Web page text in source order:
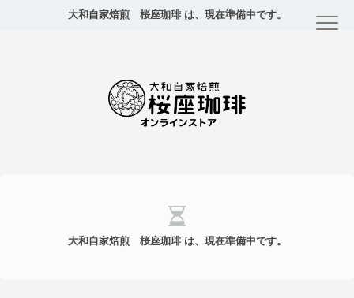
大和自家焙煎 桜座珈琲 は、現在準備中です。
大和自家焙煎 桜座珈琲 は、現在準備中です。